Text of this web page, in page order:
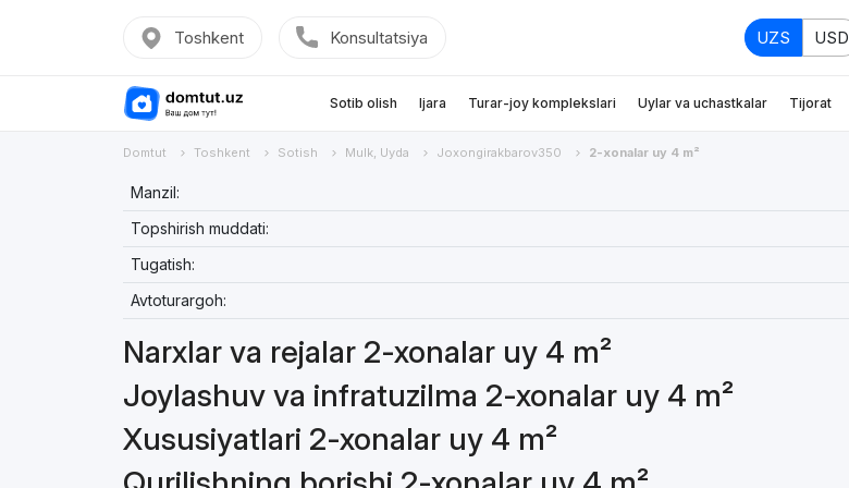
Toshkent Konsultatsiya UZS USD
Sotib olish Ijara Turar-joy komplekslari Uylar va uchastkalar Tijorat
Domtut Toshkent Sotish Mulk, Uyda Joxongirakbarov350 2-xonalar uy 4 m²
Manzil:
Topshirish muddati:
Tugatish:
Avtoturargoh:
Narxlar va rejalar 2-xonalar uy 4 m²
Joylashuv va infratuzilma 2-xonalar uy 4 m²
Xususiyatlari 2-xonalar uy 4 m²